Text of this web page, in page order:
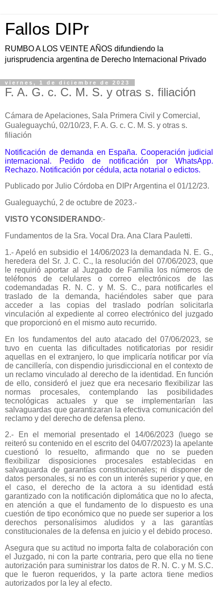
Fallos DIPr
RUMBO A LOS VEINTE AÑOS difundiendo la
jurisprudencia argentina de Derecho Internacional Privado
viernes, 1 de diciembre de 2023
F. A. G. c. C. M. S. y otras s. filiación
Cámara de Apelaciones, Sala Primera Civil y Comercial,
Gualeguaychú, 02/10/23, F. A. G. c. C. M. S. y otras s.
filiación
Notificación de demanda en España. Cooperación judicial
internacional. Pedido de notificación por WhatsApp.
Rechazo. Notificación por cédula, acta notarial o edictos.
Publicado por Julio Córdoba en DIPr Argentina el 01/12/23.
Gualeguaychú, 2 de octubre de 2023.-
VISTO YCONSIDERANDO:-
Fundamentos de la Sra. Vocal Dra. Ana Clara Pauletti.
1.- Apeló en subsidio el 14/06/2023 la demandada N. E. G.,
heredera del Sr. J. C. C., la resolución del 07/06/2023, que
le requirió aportar al Juzgado de Familia los números de
teléfonos de celulares o correo electrónicos de las
codemandadas R. N. C. y M. S. C., para notificarles el
traslado de la demanda, haciéndoles saber que para
acceder a las copias del traslado podrían solicitarla
vinculación al expediente al correo electrónico del juzgado
que proporcionó en el mismo auto recurrido.
En los fundamentos del auto atacado del 07/06/2023, se
tuvo en cuenta las dificultades notificatorias por residir
aquellas en el extranjero, lo que implicaría notificar por vía
de cancillería, con dispendio jurisdiccional en el contexto de
un reclamo vinculado al derecho de la identidad. En función
de ello, consideró el juez que era necesario flexibilizar las
normas procesales, contemplando las posibilidades
tecnológicas actuales y que se implementarían las
salvaguardas que garantizaran la efectiva comunicación del
reclamo y del derecho de defensa pleno.
2.- En el memorial presentado el 14/06/2023 (luego se
reiteró su contenido en el escrito del 04/07/2023) la apelante
cuestionó lo resuelto, afirmando que no se pueden
flexibilizar disposiciones procesales establecidas en
salvaguarda de garantías constitucionales; ni disponer de
datos personales, si no es con un interés superior y que, en
el caso, el derecho de la actora a su identidad está
garantizado con la notificación diplomática que no lo afecta,
en atención a que el fundamento de lo dispuesto es una
cuestión de tipo económico que no puede ser superior a los
derechos personalísimos aludidos y a las garantías
constitucionales de la defensa en juicio y el debido proceso.
Asegura que su actitud no importa falta de colaboración con
el Juzgado, ni con la parte contraria, pero que ella no tiene
autorización para suministrar los datos de R. N. C. y M. S.C.
que le fueron requeridos, y la parte actora tiene medios
autorizados por la ley al efecto.